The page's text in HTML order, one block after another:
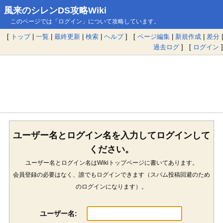
風来のシレンDS攻略Wiki
このページでは「ログイン」について攻略しています。
[ トップ| 一覧 | 最終更新 | 検索 | ヘルプ] [ ページ編集 | 新規作成 | 差分 |
過去ログ ] [ ログイン ]
ユーザー名とログイン名を入力してログインして
ください。
ユーザー名とログイン名はWikiトップページに書いてあります。
会員登録の必要はなく、誰でもログインできます（スパム投稿回避のため
のログインになります）。
ユーザー名: